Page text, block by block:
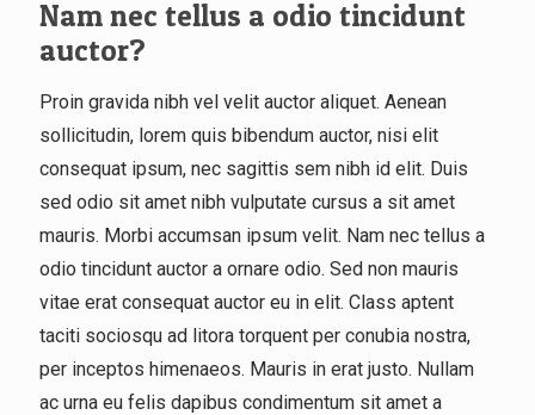
Nam nec tellus a odio tincidunt
auctor?
Proin gravida nibh vel velit auctor aliquet. Aenean
sollicitudin, lorem quis bibendum auctor, nisi elit
consequat ipsum, nec sagittis sem nibh id elit. Duis
sed odio sit amet nibh vulputate cursus a sit amet
mauris. Morbi accumsan ipsum velit. Nam nec tellus a
odio tincidunt auctor a ornare odio. Sed non mauris
vitae erat consequat auctor eu in elit. Class aptent
taciti sociosqu ad litora torquent per conubia nostra,
per inceptos himenaeos. Mauris in erat justo. Nullam
ac urna eu felis dapibus condimentum sit amet a